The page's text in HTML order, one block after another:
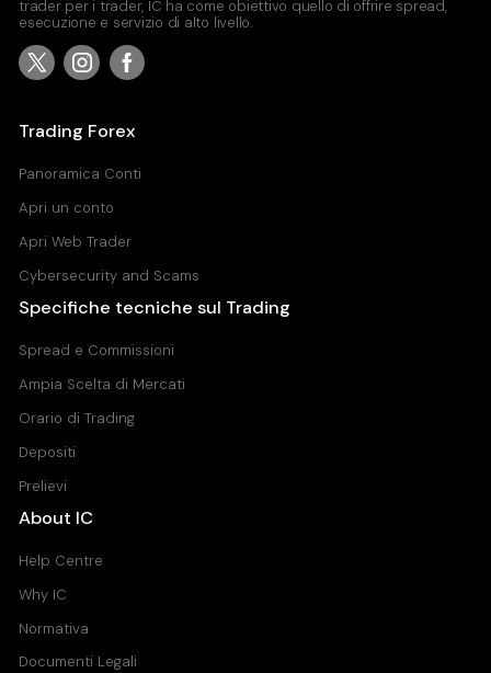
trader per i trader, IC ha come obiettivo quello di offrire spread,
esecuzione e servizio di alto livello.
Trading Forex
Panoramica Conti
Apri un conto
Apri Web Trader
Cybersecurity and Scams
Specifiche tecniche sul Trading
Spread e Commissioni
Ampia Scelta di Mercati
Orario di Trading
Depositi
Prelievi
About IC
Help Centre
Why IC
Normativa
Documenti Legali